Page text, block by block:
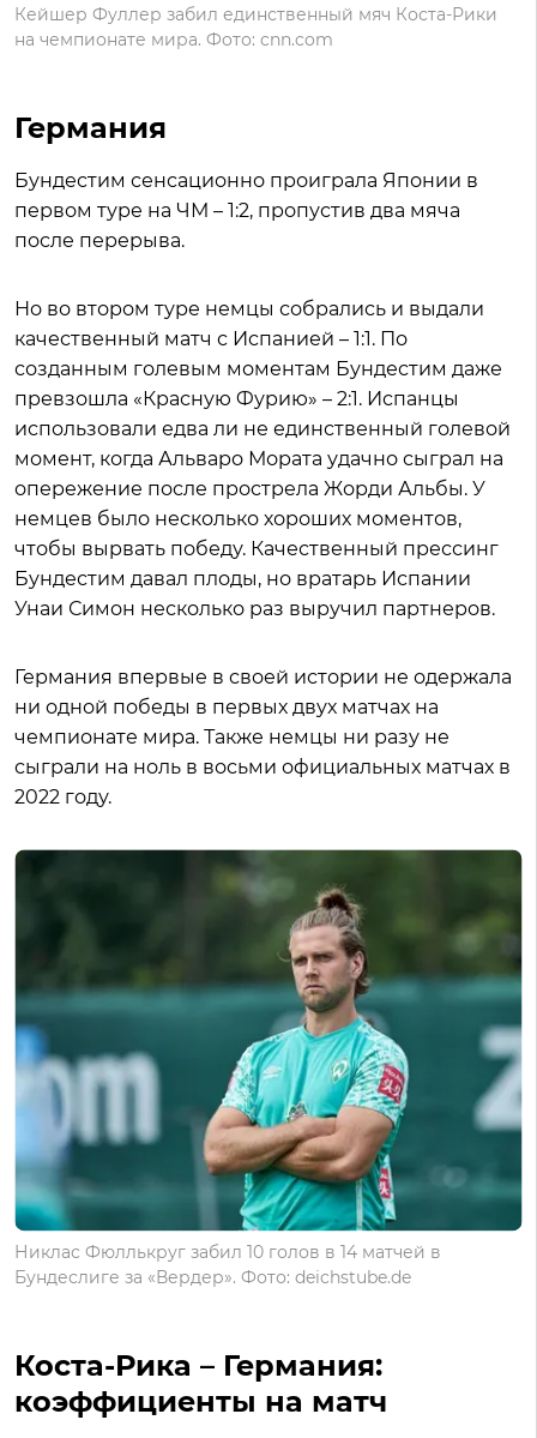
Кейшер Фуллер забил единственный мяч Коста-Рики
на чемпионате мира. Фото: cnn.com
Германия
Бундестим сенсационно проиграла Японии в
первом туре на ЧМ – 1:2, пропустив два мяча
после перерыва.
Но во втором туре немцы собрались и выдали
качественный матч с Испанией – 1:1. По
созданным голевым моментам Бундестим даже
превзошла «Красную Фурию» – 2:1. Испанцы
использовали едва ли не единственный голевой
момент, когда Альваро Мората удачно сыграл на
опережение после прострела Жорди Альбы. У
немцев было несколько хороших моментов,
чтобы вырвать победу. Качественный прессинг
Бундестим давал плоды, но вратарь Испании
Унаи Симон несколько раз выручил партнеров.
Германия впервые в своей истории не одержала
ни одной победы в первых двух матчах на
чемпионате мира. Также немцы ни разу не
сыграли на ноль в восьми официальных матчах в
2022 году.
Никлас Фюллькруг забил 10 голов в 14 матчей в
Бундеслиге за «Вердер». Фото: deichstube.de
Коста-Рика – Германия:
коэффициенты на матч